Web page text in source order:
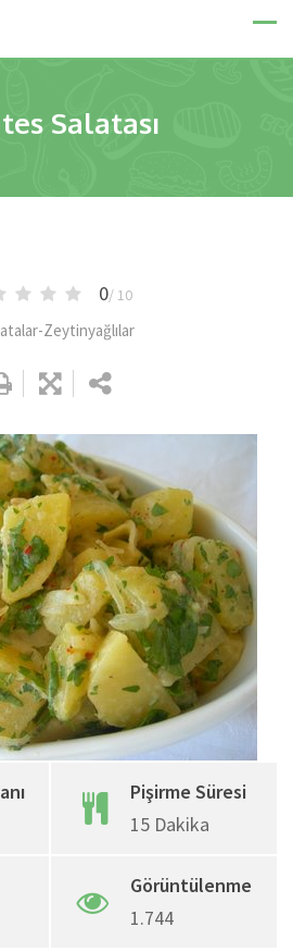
Salatası
0/ 10
Zeytinyağlılar
Google+
Whatsapp
Pinterest
Share
via
Email
Pişirme Süresi
15 Dakika
Görüntülenme
1.744